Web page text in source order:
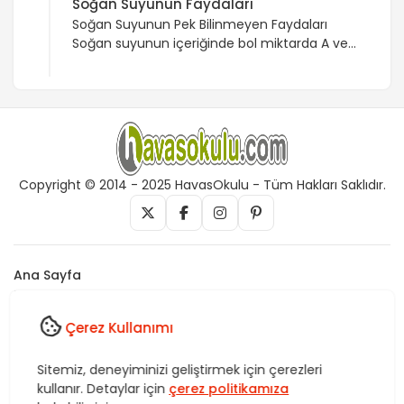
Soğan Suyunun Faydaları
Soğan Suyunun Pek Bilinmeyen Faydaları
Soğan suyunun içeriğinde bol miktarda A ve B
zengindir. Soğan suyunun içeriğinde bol
miktarda bulunan antioksidan iltihap ve
alerjiye çok iyi geldiği gibi kanser
rahatsızlıklarına yakalanmayı önler. Kan akışını
da hızlandıran soğan suyunun bağışıklık
sisteminin kuvvetlenmesinde […]
Copyright © 2014 - 2025 HavasOkulu - Tüm Hakları Saklıdır.
Ana Sayfa
Künye
Rüya yorumları, istihare uygulamaları, Tasavvuf. HavasOkulu,
Sitemiz bünyesindeki içerikleri izinsiz kullananlar hakkında T.C.K
Çerez Kullanımı
Sitemiz, deneyiminizi geliştirmek için çerezleri
kullanır. Detaylar için çerez politikamıza